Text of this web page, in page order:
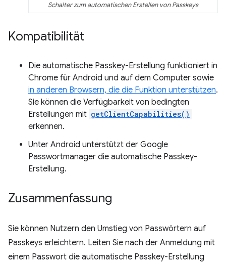
Schalter zum automatischen Erstellen von Passkeys
Kompatibilität
Die automatische Passkey-Erstellung funktioniert in
Chrome für Android und auf dem Computer sowie
in anderen Browsern, die die Funktion unterstützen.
Sie können die Verfügbarkeit von bedingten
Erstellungen mit getClientCapabilities()
erkennen.
Unter Android unterstützt der Google
Passwortmanager die automatische Passkey-
Erstellung.
Zusammenfassung
Sie können Nutzern den Umstieg von Passwörtern auf
Passkeys erleichtern. Leiten Sie nach der Anmeldung mit
einem Passwort die automatische Passkey-Erstellung